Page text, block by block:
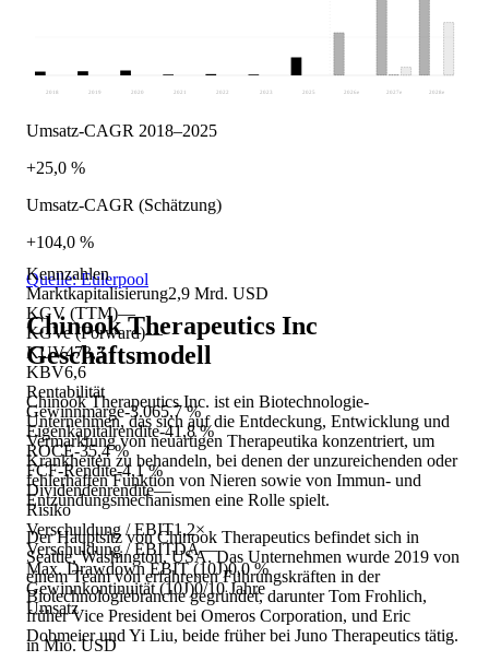
Kennzahlen
Marktkapitalisierung2,9 Mrd. USD
KGV (TTM)—
KGVe (Forward)—
KUV473,3
KBV6,6
Rentabilität
Gewinnmarge-3.065,7 %
Eigenkapitalrendite-41,8 %
ROCE-35,4 %
FCF-Rendite-4,1 %
Dividendenrendite—
Risiko
Verschuldung / EBIT1,2×
Verschuldung / EBITDA—
Max. Drawdown EBIT (10J)0,0 %
Gewinnkontinuität (10J)0/10 Jahre
Umsatz
in Mio. USD
2018 2019 2020 2021 2022 2023 2025 2026 e 2027 e 2028 e
Umsatz-CAGR 2018–2025
+25,0 %
Umsatz-CAGR (Schätzung)
+104,0 %
Quelle: Eulerpool
Chinook Therapeutics Inc
Geschäftsmodell
Chinook Therapeutics Inc. ist ein Biotechnologie-
Unternehmen, das sich auf die Entdeckung, Entwicklung und
Vermarktung von neuartigen Therapeutika konzentriert, um
Krankheiten zu behandeln, bei denen der unzureichenden oder
fehlerhaften Funktion von Nieren sowie von Immun- und
Entzündungsmechanismen eine Rolle spielt.
Der Hauptsitz von Chinook Therapeutics befindet sich in
Seattle, Washington, USA. Das Unternehmen wurde 2019 von
einem Team von erfahrenen Führungskräften in der
Biotechnologiebranche gegründet, darunter Tom Frohlich,
früher Vice President bei Omeros Corporation, und Eric
Dobmeier und Yi Liu, beide früher bei Juno Therapeutics tätig.